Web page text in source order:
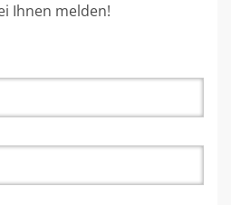
Ihnen melden!